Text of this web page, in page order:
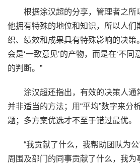
根据涂汉超的分享，管理者之所
他拥有特殊的地位和知识，所以人们
织、绩效和成果具有特殊影响的决策
会是‘一致意见’的产物，而是在‘不同
的判断。”
涂汉超还指出，有效的决策人通
并非适当的方法；用“平均”数字来分
题；多方案优选才不至于错过最优。
“我贡献了什么，我帮助团队为
周围及部门的同事贡献了什么，我为